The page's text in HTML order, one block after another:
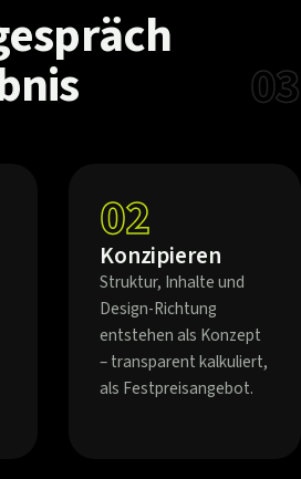
03
02
Konzipieren
Struktur, Inhalte und
Design-Richtung
entstehen als Konzept
– transparent kalkuliert,
als Festpreisangebot.